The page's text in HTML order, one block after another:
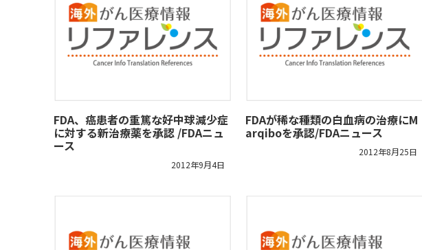
FDA、癌患者の重篤な好中球減少症
に対する新治療薬を承認 /FDAニュ
ース
2012年9月4日
FDAが稀な種類の白血病の治療にM
arqiboを承認/FDAニュース
2012年8月25日